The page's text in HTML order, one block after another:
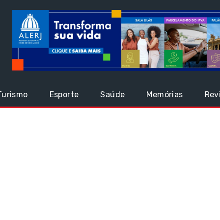
Esporte Saúde Memórias